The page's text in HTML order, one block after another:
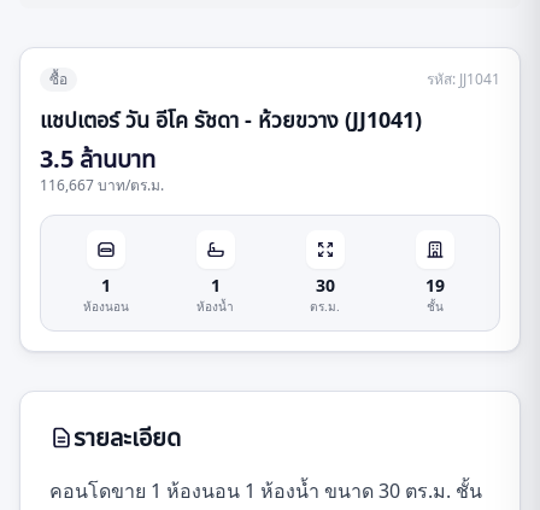
ซื้อ รหัส: JJ1041
แชปเตอร์ วัน อีโค รัชดา - ห้วยขวาง (JJ1041)
3.5 ล้านบาท
116,667 บาท/ตร.ม.
1
ห้องนอน
1
ห้องน้ำ
30
ตร.ม.
19
ชั้น
รายละเอียด
คอนโดขาย 1 ห้องนอน 1 ห้องน้ำ ขนาด 30 ตร.ม. ชั้น